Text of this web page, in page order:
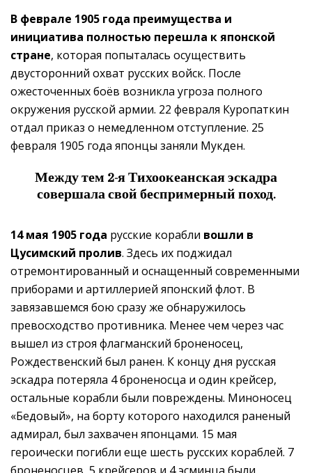
В феврале 1905 года преимущества и
инициатива полностью перешла к японской
стране, которая попыталась осуществить
двусторонний охват русских войск. После
ожесточенных боёв возникла угроза полного
окружения русской армии. 22 февраля Куропаткин
отдал приказ о немедленном отступление. 25
февраля 1905 года японцы заняли Мукден.
Между тем2-я Тихоокеанская эскадра
совершала свой беспримерный поход.
14 мая 1905 года русские корабли вошли в
Цусимский пролив. Здесь их поджидал
отремонтированный и оснащенный современными
приборами и артиллерией японский флот. В
завязавшемся бою сразу же обнаружилось
превосходство противника. Менее чем через час
вышел из строя флагманский броненосец,
Рождественский был ранен. К концу дня русская
эскадра потеряла 4 броненосца и один крейсер,
остальные корабли были повреждены. Миноносец
«Бедовый», на борту которого находился раненый
адмирал, был захвачен японцами. 15 мая
героически погибли еще шесть русских кораблей. 7